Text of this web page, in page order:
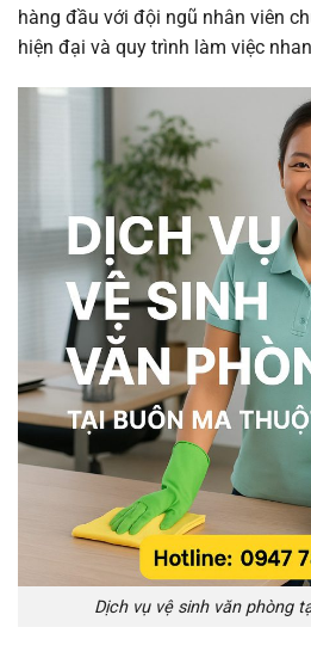
hàng đầu với đội ngũ nhân viên
hiện đại và quy trình làm việc
Dịch vụ vệ sinh văn phòng